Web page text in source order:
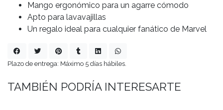
Mango ergonómico para un agarre cómodo
Apto para lavavajillas
Un regalo ideal para cualquier fanático de Marvel
Plazo de entrega: Máximo 5 días hábiles.
TAMBIÉN PODRÍA INTERESARTE